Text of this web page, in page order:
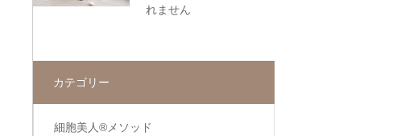
れません
カテゴリー
細胞美人®メソッド